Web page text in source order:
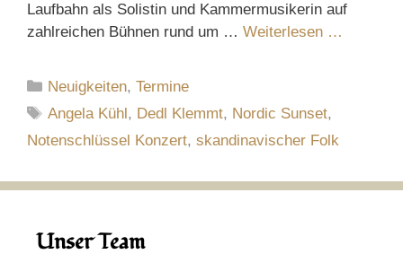
Laufbahn als Solistin und Kammermusikerin auf
zahlreichen Bühnen rund um … Weiterlesen …
Kategorien
Neuigkeiten,Termine
Schlagwörter
Angela Kühl, Dedl Klemmt, Nordic Sunset,
Notenschlüssel Konzert, skandinavischer Folk
Unser Team